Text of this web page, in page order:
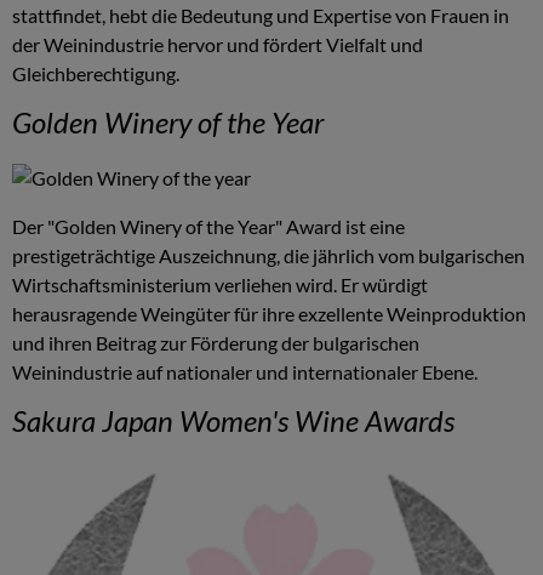
stattfindet, hebt die Bedeutung und Expertise von Frauen in
der Weinindustrie hervor und fördert Vielfalt und
Gleichberechtigung.
Golden Winery of the Year
Der "Golden Winery of the Year" Award ist eine
prestigeträchtige Auszeichnung, die jährlich vom bulgarischen
Wirtschaftsministerium verliehen wird. Er würdigt
herausragende Weingüter für ihre exzellente Weinproduktion
und ihren Beitrag zur Förderung der bulgarischen
Weinindustrie auf nationaler und internationaler Ebene.
Sakura Japan Women's Wine Awards